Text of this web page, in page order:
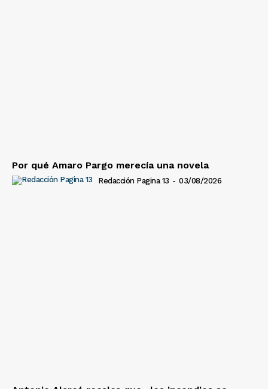
Por qué Amaro Pargo merecía una novela
Redacción Pagina 13 - 03/08/2026